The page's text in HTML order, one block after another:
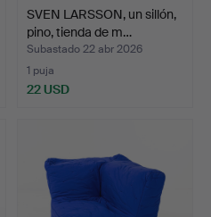
SVEN LARSSON, un sillón,
pino, tienda de m…
Subastado 22 abr 2026
1 puja
22 USD